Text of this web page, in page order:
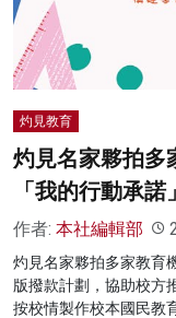
名家榜
灼見活動
灼見教育
灼見名家夥拍多
「我的行動承
作者: 本社編輯部
灼見名家夥拍多家教育
版撥款計劃，協助校方
按校情製作校本國民教